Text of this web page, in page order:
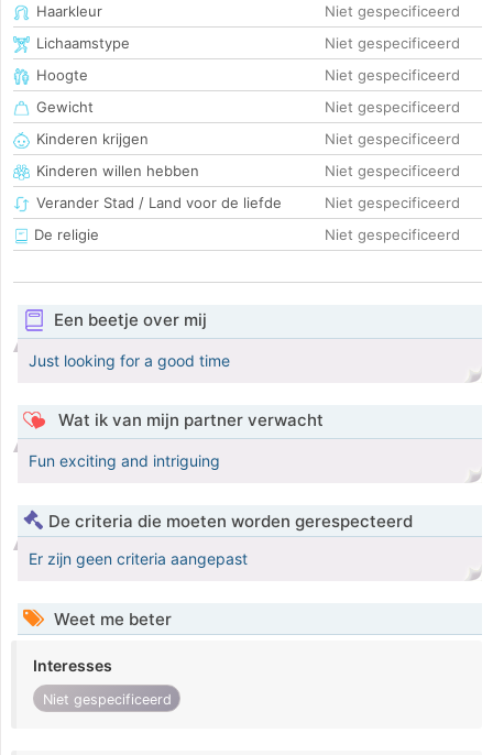
Haarkleur
Niet gespecificeerd
Lichaamstype
Niet gespecificeerd
Hoogte
Niet gespecificeerd
Gewicht
Niet gespecificeerd
Kinderen krijgen
Niet gespecificeerd
Kinderen willen hebben
Niet gespecificeerd
Verander Stad / Land voor de liefde
Niet gespecificeerd
De religie
Niet gespecificeerd
Een beetje over mij
Just looking for a good time
Wat ik van mijn partner verwacht
Fun exciting and intriguing
De criteria die moeten worden gerespecteerd
Er zijn geen criteria aangepast
Weet me beter
Interesses
Niet gespecificeerd